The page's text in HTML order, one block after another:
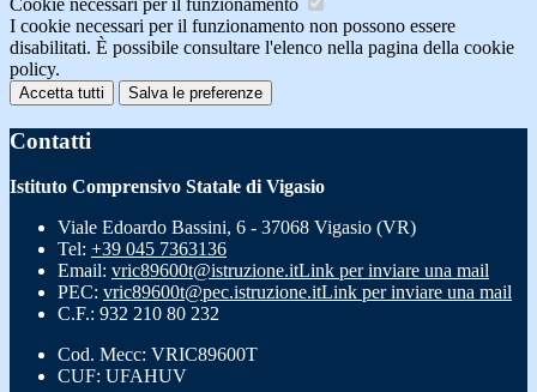
I cookie necessari per il funzionamento non possono essere
disabilitati. È possibile consultare l'elenco nella pagina della cookie
policy.
Accetta tutti Salva le preferenze
Contatti
Istituto Comprensivo Statale di Vigasio
Viale Edoardo Bassini, 6 - 37068 Vigasio (VR)
Tel: +39 045 7363136
Email: vric89600t@istruzione.itLink per inviare una mail
PEC: vric89600t@pec.istruzione.itLink per inviare una mail
C.F.: 932 210 80 232
Cod. Mecc: VRIC89600T
CUF: UFAHUV